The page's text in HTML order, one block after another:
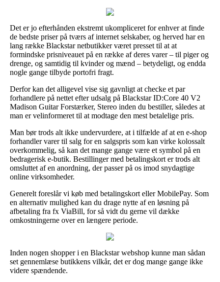
Det er jo efterhånden ekstremt ukompliceret for enhver at finde
de bedste priser på tværs af internet selskaber, og herved har en
lang række Blackstar netbutikker været presset til at at
formindske prisniveauet på en række af deres varer – til piger og
drenge, og samtidig til kvinder og mænd – betydeligt, og endda
nogle gange tilbyde portofri fragt.
Derfor kan det alligevel vise sig gavnligt at checke et par
forhandlere på nettet efter udsalg på Blackstar ID:Core 40 V2
Madison Guitar Forstærker, Stereo inden du bestiller, således at
man er velinformeret til at modtage den mest betalelige pris.
Man bør trods alt ikke undervurdere, at i tilfælde af at en e-shop
forhandler varer til salg for en salgspris som kan virke kolossalt
overkommelig, så kan det mange gange være et symbol på en
bedragerisk e-butik. Bestillinger med betalingskort er trods alt
omsluttet af en anordning, der passer på os imod snydagtige
online virksomheder.
Generelt foreslår vi køb med betalingskort eller MobilePay. Som
en alternativ mulighed kan du drage nytte af en løsning på
afbetaling fra fx ViaBill, for så vidt du gerne vil dække
omkostningerne over en længere periode.
Inden nogen shopper i en Blackstar webshop kunne man sådan
set gennemlæse butikkens vilkår, det er dog mange gange ikke
videre spændende.